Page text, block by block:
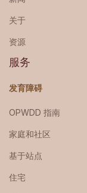
关于
资源
服务
发育障碍
OPWDD 指南
家庭和社区
基于站点
住宅